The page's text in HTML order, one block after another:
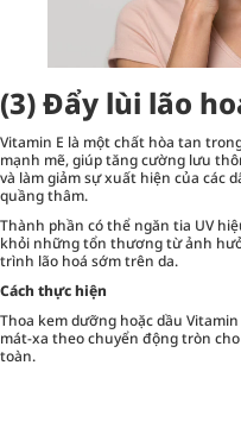
(3) Đẩy lùi lão
Vitamin E là một chất hòa tan
mạnh mẽ, giúp tăng cường lưu
và làm giảm sự xuất hiện của các
quầng thâm.
Thành phần có thể ngăn tia UV
khỏi những tổn thương từ ảnh
trình lão hoá sớm trên da.
Cách thực hiện
Thoa kem dưỡng hoặc dầu
mát-xa theo chuyển động tròn
toàn.